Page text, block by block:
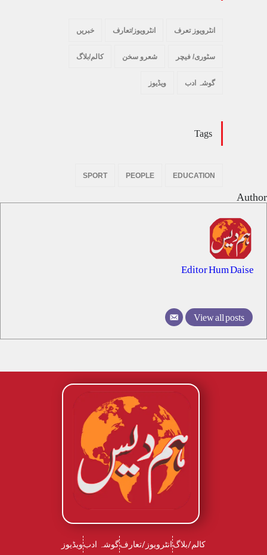
انٹرویوز تعرف انٹرویوز/تعارف خبریں
سٹوری/ فیچر شعرو سخن کالم/بلاگ
گوشہ ادب ویڈیوز
Tags
EDUCATION
PEOPLE
SPORT
Author
Editor Hum Daise
View all posts
کالم/بلاگانٹرویوز/تعارفگوشہ ادبویڈیوز